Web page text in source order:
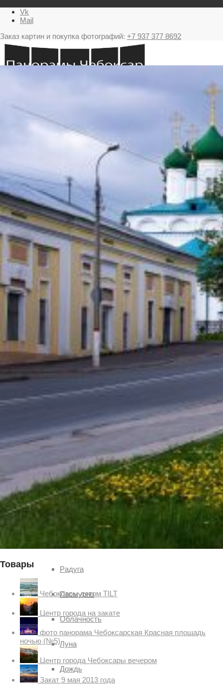
Vk
Mail
Заказ картин и покупка фотографий: +7 937 377 8692
Главная
Картина в подарок с видами Чебоксар
Фестиваль фейерверков в Чебоксарах
Ночные Чебоксары фотографии и панорамы
Салюты Чебоксары
Вечерние Чебоксары
Фото Чебоксары
Чебоксарский залив
Авторы
Как купить или заказать фотографию?
Фото чебоксар
Фото Чебоксар, Новочебоксарска и окрестностей
Каталог фотографий Чебоксар Лучшие фотографии
Чебоксар и окрестностей по временам года
Погода
Снег
Радуга
Пасмурно
Облачность
Луна
Дождь
Товары
Чебоксары летом TILT
Центр города на закате
фото панорама Чебоксарская Красная площадь
ночью (№5)
Центр города Чебоксары вечером
Закат 9 мая 2013 года